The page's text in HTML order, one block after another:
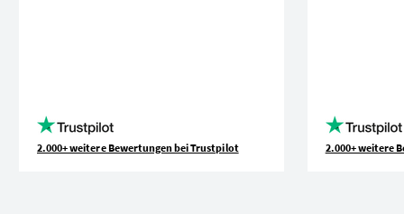
2.000+ weitere Bewertungen bei Trustpilot 2.000+ weitere